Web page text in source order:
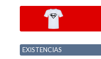
EXISTENCIAS